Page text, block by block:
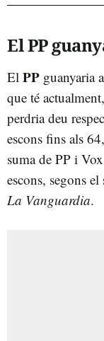
El PP
El PP guanyaria
que té
perdria deu
escons fins als
suma de PP i
escons, segons
La Vanguardia.